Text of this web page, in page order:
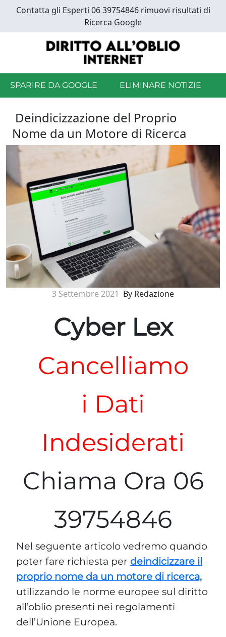
main
Contatta gli Esperti 06 39754846 rimuovi risultati di
Ricerca Google
SPARIRE DA GOOGLE ELIMINARE NOTIZIE
Deindicizzazione del Proprio
Nome da un Motore di Ricerca
3 Settembre 2021 By Redazione
Cyber Lex
Cancelliamo
i Dati
Indesiderati
Chiama Ora 06
39754846
Nel seguente articolo vedremo quando
poter fare richiesta per deindicizzare il
proprio nome da un motore di ricerca,
utilizzando le norme europee sul diritto
all’oblio presenti nei regolamenti
dell’Unione Europea.